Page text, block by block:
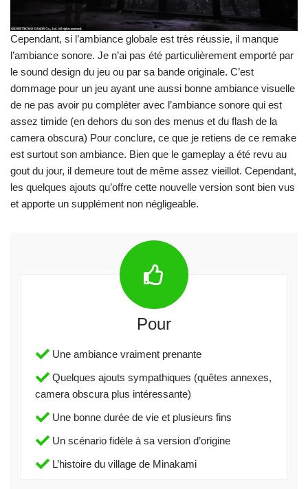
Cependant, si l’ambiance globale est très réussie, il manque
l’ambiance sonore. Je n’ai pas été particulièrement emporté par
le sound design du jeu ou par sa bande originale. C’est
dommage pour un jeu ayant une aussi bonne ambiance visuelle
de ne pas avoir pu compléter avec l’ambiance sonore qui est
assez timide (en dehors du son des menus et du flash de la
camera obscura) Pour conclure, ce que je retiens de ce remake
est surtout son ambiance. Bien que le gameplay a été revu au
gout du jour, il demeure tout de même assez vieillot. Cependant,
les quelques ajouts qu’offre cette nouvelle version sont bien vus
et apporte un supplément non négligeable.
Pour
Une ambiance vraiment prenante
Quelques ajouts sympathiques (quêtes annexes,
camera obscura plus intéressante)
Une bonne durée de vie et plusieurs fins
Un scénario fidèle à sa version d’origine
L’histoire du village de Minakami